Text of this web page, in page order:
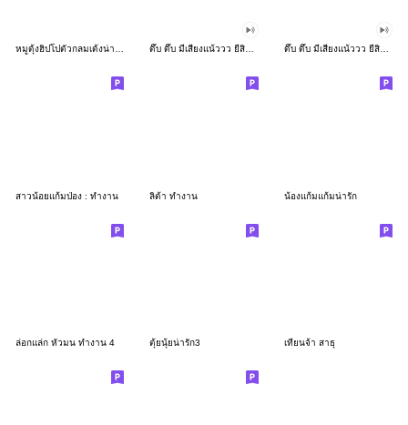
หมูดุ้งฮิปโปตัวกลมเด้งน่ารัก ดึ๊บ ดึ๊บ มีเสียงแน้ววว ยี่สิบเจ็ด ดึ๊บ ดึ๊บ มีเสียงแน้ววว ยี่สิบหก
สาวน้อยแก้มป่อง : ทำงาน ลิต้า ทำงาน น้องแก้มแก้มน่ารัก
ล่อกแล่ก หัวมน ทำงาน 4 ตุ้ยนุ้ยน่ารัก3 เทียนจ้า สาธุ